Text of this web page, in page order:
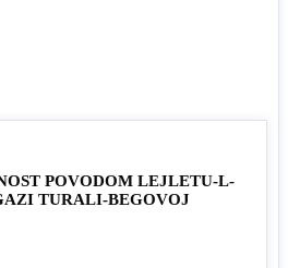
POVODOM LEJLETU-L-
TURALI-BEGOVOJ